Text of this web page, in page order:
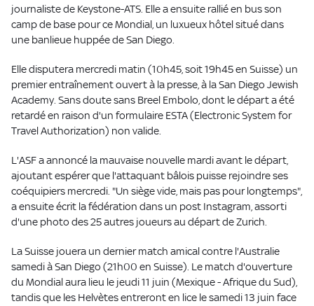
journaliste de Keystone-ATS. Elle a ensuite rallié en bus son
camp de base pour ce Mondial, un luxueux hôtel situé dans
une banlieue huppée de San Diego.
Elle disputera mercredi matin (10h45, soit 19h45 en Suisse) un
premier entraînement ouvert à la presse, à la San Diego Jewish
Academy. Sans doute sans Breel Embolo, dont le départ a été
retardé en raison d'un formulaire ESTA (Electronic System for
Travel Authorization) non valide.
L'ASF a annoncé la mauvaise nouvelle mardi avant le départ,
ajoutant espérer que l'attaquant bâlois puisse rejoindre ses
coéquipiers mercredi. "Un siège vide, mais pas pour longtemps",
a ensuite écrit la fédération dans un post Instagram, assorti
d'une photo des 25 autres joueurs au départ de Zurich.
La Suisse jouera un dernier match amical contre l'Australie
samedi à San Diego (21h00 en Suisse). Le match d'ouverture
du Mondial aura lieu le jeudi 11 juin (Mexique - Afrique du Sud),
tandis que les Helvètes entreront en lice le samedi 13 juin face